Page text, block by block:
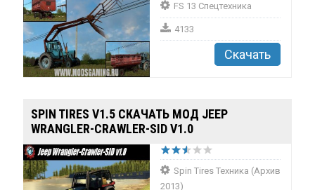
FS 13 Спецтехника
4133
Скачать
SPIN TIRES V1.5 СКАЧАТЬ МОД JEEP
WRANGLER-CRAWLER-SID V1.0
Spin Tires Техника (Архив
2013)